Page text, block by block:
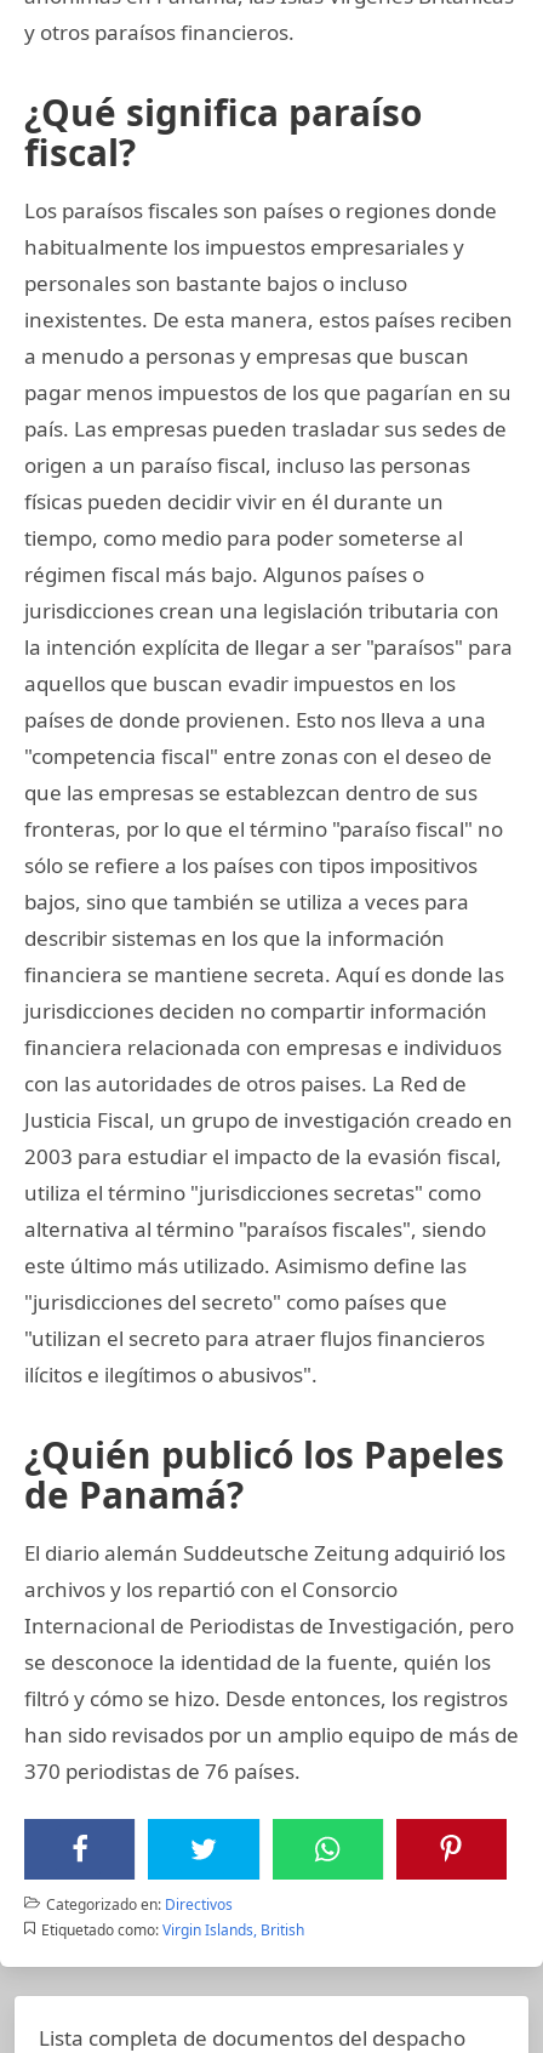
y otros paraísos financieros.
¿Qué significa paraíso
fiscal?
Los paraísos fiscales son países o regiones donde
habitualmente los impuestos empresariales y
personales son bastante bajos o incluso
inexistentes. De esta manera, estos países reciben
a menudo a personas y empresas que buscan
pagar menos impuestos de los que pagarían en su
país. Las empresas pueden trasladar sus sedes de
origen a un paraíso fiscal, incluso las personas
físicas pueden decidir vivir en él durante un
tiempo, como medio para poder someterse al
régimen fiscal más bajo. Algunos países o
jurisdicciones crean una legislación tributaria con
la intención explícita de llegar a ser "paraísos" para
aquellos que buscan evadir impuestos en los
países de donde provienen. Esto nos lleva a una
"competencia fiscal" entre zonas con el deseo de
que las empresas se establezcan dentro de sus
fronteras, por lo que el término "paraíso fiscal" no
sólo se refiere a los países con tipos impositivos
bajos, sino que también se utiliza a veces para
describir sistemas en los que la información
financiera se mantiene secreta. Aquí es donde las
jurisdicciones deciden no compartir información
financiera relacionada con empresas e individuos
con las autoridades de otros paises. La Red de
Justicia Fiscal, un grupo de investigación creado en
2003 para estudiar el impacto de la evasión fiscal,
utiliza el término "jurisdicciones secretas" como
alternativa al término "paraísos fiscales", siendo
este último más utilizado. Asimismo define las
"jurisdicciones del secreto" como países que
"utilizan el secreto para atraer flujos financieros
ilícitos e ilegítimos o abusivos".
¿Quién publicó los Papeles
de Panamá?
El diario alemán Suddeutsche Zeitung adquirió los
archivos y los repartió con el Consorcio
Internacional de Periodistas de Investigación, pero
se desconoce la identidad de la fuente, quién los
filtró y cómo se hizo. Desde entonces, los registros
han sido revisados por un amplio equipo de más de
370 periodistas de 76 países.
Categorizado en: Directivos
Etiquetado como: Virgin Islands, British
Lista completa de documentos del despacho